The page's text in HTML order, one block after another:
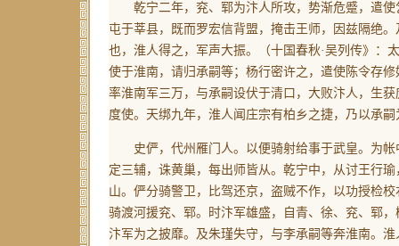
乾宁二年，兖、郓为汴人所攻，势渐危蹙，遣使
屯于莘县，既而罗宏信背盟，掩击王师，因兹隔绝
也，淮人得之，军声大振。
（十国春秋·吴列传》：
使于淮南，请归承嗣等；杨行密许之，遣使陈令存
率淮南军三万，与承嗣设伏于清口，大败汴人，生
度使。天绑九年，淮人闻庄宗有柏乡之捷，乃以承
史俨，代州雁门人。以便骑射给事于武皇。为帐
定三辅，诛黄巢，每出师皆从。乾宁中，从讨王行
山。俨分骑警卫，比驾还京，盗贼不作，以功授检
骑渡河援兖、郓。时汴军雄盛，自青、徐、兖、郓
汴军为之披靡。及朱瑾失守，与李承嗣等奔淮南。